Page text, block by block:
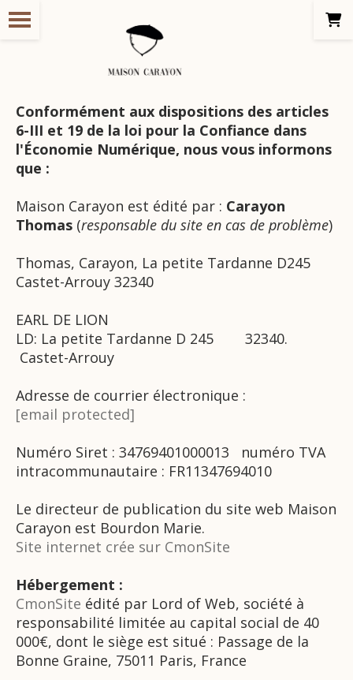
Conformément aux dispositions des articles
6-III et 19 de la loi pour la Confiance dans
l'Économie Numérique, nous vous informons
que :
Maison Carayon est édité par : Carayon
Thomas (responsable du site en cas de problème)
Thomas, Carayon, La petite Tardanne D245
Castet-Arrouy 32340
EARL DE LION
LD: La petite Tardanne D 245 32340.
Castet-Arrouy
Adresse de courrier électronique :
[email protected]
Numéro Siret : 34769401000013 numéro TVA
intracommunautaire : FR11347694010
Le directeur de publication du site web Maison
Carayon est Bourdon Marie.
Site internet crée sur CmonSite
Hébergement :
CmonSite édité par Lord of Web, société à
responsabilité limitée au capital social de 40
000€, dont le siège est situé : Passage de la
Bonne Graine, 75011 Paris, France